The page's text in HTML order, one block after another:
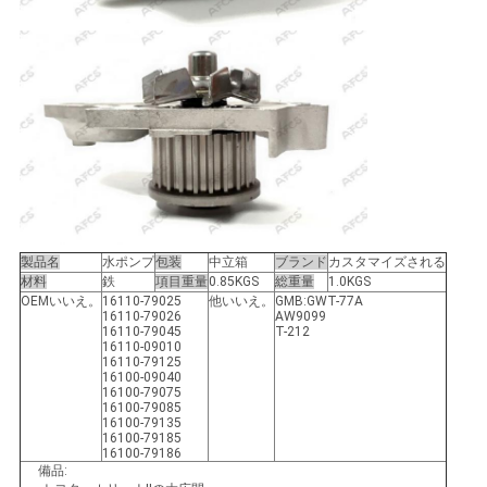
て
く
だ
さ
い
地
ラ
製品名 水ポンプ包装 中立箱 ブランド カスタマイズされる
材料
鉄 項目重量0.85KGS 総重量
1.0KGS
OEMいいえ。
16110-79025
16110-79026
16110-79045
16110-09010
16110-79125
16100-09040
16100-79075
16100-79085
16100-79135
16100-79185
16100-79186
他いいえ。
GMB:GWT-77A
AW9099
T-212
備品: